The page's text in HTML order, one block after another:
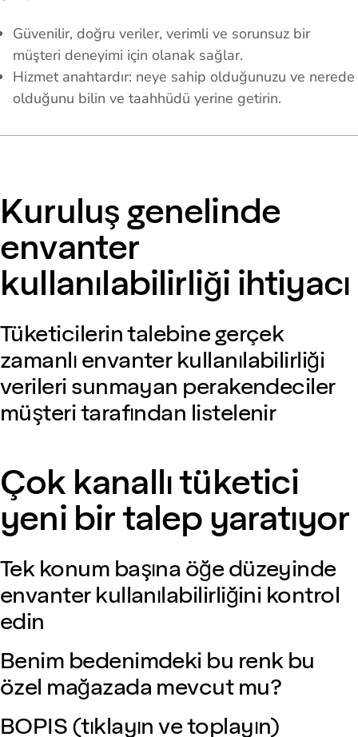
Güvenilir, doğru veriler, verimli ve sorunsuz bir
müşteri deneyimi için olanak sağlar.
Hizmet anahtardır: neye sahip olduğunuzu ve nerede
olduğunu bilin ve taahhüdü yerine getirin.
Kuruluş genelinde
envanter
kullanılabilirliği ihtiyacı
Tüketicilerin talebine gerçek
zamanlı envanter kullanılabilirliği
verileri sunmayan perakendeciler
müşteri tarafından listelenir
Çok kanallı tüketici
yeni bir talep yaratıyor
Tek konum başına öğe düzeyinde
envanter kullanılabilirliğini kontrol
edin
Benim bedenimdeki bu renk bu
özel mağazada mevcut mu?
BOPIS (tıklayın ve toplayın)